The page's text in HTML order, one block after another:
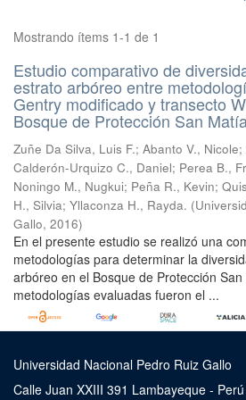
Mostrando ítems 1-1 de 1
Estudio comparativo de
estrato arbóreo entre
Gentry modificado y transecto
Bosque de Protección San
Zuñe Da Silva, Luis F.; Abanto V., Nicole;
Calderón-Urquizo C., Daniel; Perea B.,
Noningo M., Nugkui; Peña R., Kevin;
H., Silvia; Yllaconza H., Rayda. (
Gallo, 2016)
En el presente estudio se realizó una
metodologías para determinar la
arbóreo en el Bosque de Protección
metodologías evaluadas fueron el ...
Universidad Nacional Pedro Ruiz Gallo
Calle Juan XXIII 391 Lambayeque -